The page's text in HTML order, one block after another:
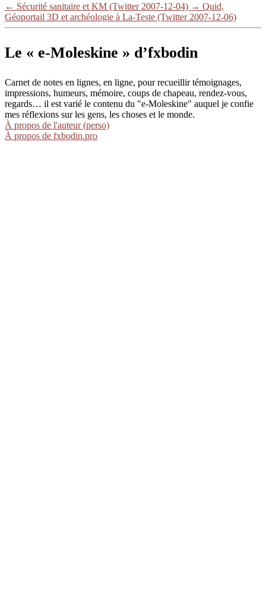
← Sécurité sanitaire et KM (Twitter 2007-12-04) → Quid,
Géoportail 3D et archéologie à La-Teste (Twitter 2007-12-06)
Le « e-Moleskine » d’fxbodin
Carnet de notes en lignes, en ligne, pour recueillir témoignages,
impressions, humeurs, mémoire, coups de chapeau, rendez-vous,
regards… il est varié le contenu du "e-Moleskine" auquel je confie
mes réflexions sur les gens, les choses et le monde.
À propos de l'auteur (perso)
À propos de fxbodin.pro